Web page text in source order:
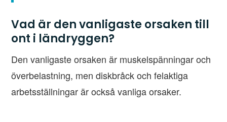
Vad är den vanligaste orsaken till
ont i ländryggen?
Den vanligaste orsaken är muskelspänningar och
överbelastning, men diskbråck och felaktiga
arbetsställningar är också vanliga orsaker.